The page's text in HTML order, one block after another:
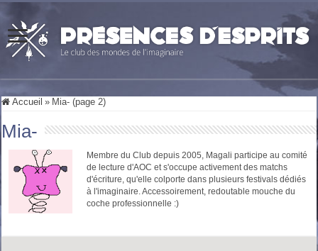
Accueil » Mia- (page 2)
Mia-
Membre du Club depuis 2005, Magali participe au comité
de lecture d'AOC et s'occupe activement des matchs
d'écriture, qu'elle colporte dans plusieurs festivals dédiés
à l'imaginaire. Accessoirement, redoutable mouche du
coche professionnelle :)